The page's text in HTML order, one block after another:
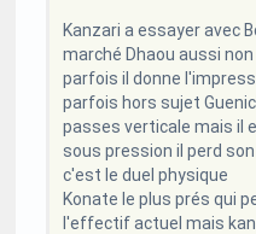
Kanzari a essayer avec
marché Dhaou aussi
parfois il donne
parfois hors sujet
passes verticale mais il
sous pression il perd
c'est le duel physique
Konate le plus prés qui
l'effectif actuel mais